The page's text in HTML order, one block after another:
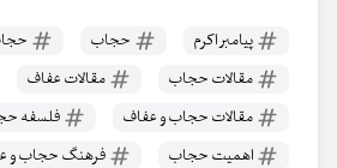
پیامبر اکرم حجاب
مقالات حجاب
مقالات عفاف
مقالات حجاب و عفاف
فلسفه
اهمیت حجاب
فرهنگ حجاب و